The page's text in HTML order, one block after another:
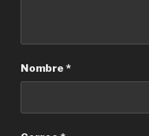
Nombre *